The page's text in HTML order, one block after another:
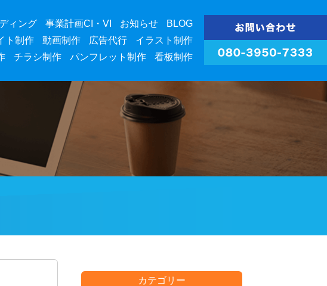
ィング 事業計画CI・VI お知らせ
BLOG
ト制作 動画制作 広告代行
イラスト制作
チラシ制作 パンフレット制作 看板制作
カテゴリー